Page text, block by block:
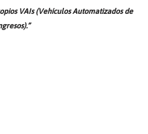
VAIs (Vehículos Automatizados de